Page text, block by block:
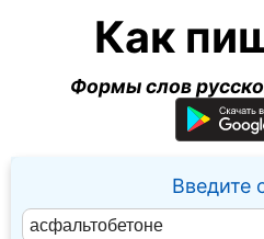
Как
Формы слов
Введите